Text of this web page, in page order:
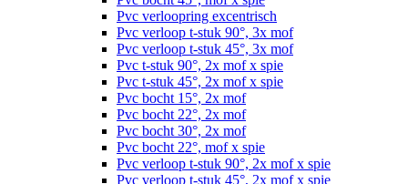
Pvc verloopring excentrisch
Pvc verloop t-stuk 90°, 3x mof
Pvc verloop t-stuk 45°, 3x mof
Pvc t-stuk 90°, 2x mof x spie
Pvc t-stuk 45°, 2x mof x spie
Pvc bocht 15°, 2x mof
Pvc bocht 22°, 2x mof
Pvc bocht 30°, 2x mof
Pvc bocht 22°, mof x spie
Pvc verloop t-stuk 90°, 2x mof x spie
Pvc verloop t-stuk 45°, 2x mof x spie